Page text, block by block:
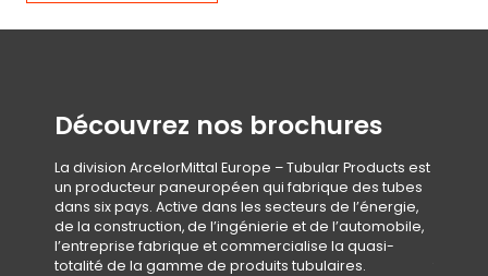
Découvrez nos brochures
La division ArcelorMittal Europe – Tubular Products est
un producteur paneuropéen qui fabrique des tubes
dans six pays. Active dans les secteurs de l’énergie,
de la construction, de l’ingénierie et de l’automobile,
l’entreprise fabrique et commercialise la quasi-
totalité de la gamme de produits tubulaires.